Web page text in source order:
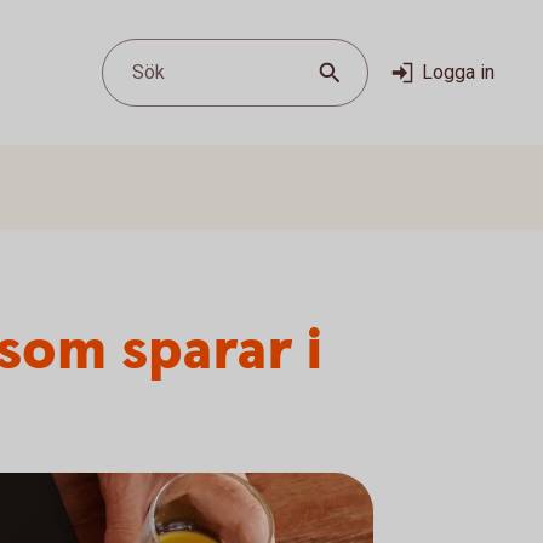
Sök Logga in
sparar i